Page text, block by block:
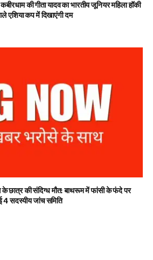
की गीता यादव का भारतीय जूनियर महिला हॉकी
एशिया कप में दिखाएंगी दम
के छात्र की संदिग्ध मौत: बाथरूम में फांसी के फंदे पर
4 सदस्यीय जांच समिति